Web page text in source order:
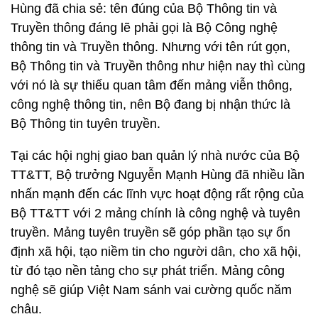
Hùng đã chia sẻ: tên đúng của Bộ Thông tin và
Truyền thông đáng lẽ phải gọi là Bộ Công nghệ
thông tin và Truyền thông. Nhưng với tên rút gọn,
Bộ Thông tin và Truyền thông như hiện nay thì cùng
với nó là sự thiếu quan tâm đến mảng viễn thông,
công nghệ thông tin, nên Bộ đang bị nhận thức là
Bộ Thông tin tuyên truyền.
Tại các hội nghị giao ban quản lý nhà nước của Bộ
TT&TT, Bộ trưởng Nguyễn Mạnh Hùng đã nhiều lần
nhấn mạnh đến các lĩnh vực hoạt động rất rộng của
Bộ TT&TT với 2 mảng chính là công nghệ và tuyên
truyền. Mảng tuyên truyền sẽ góp phần tạo sự ổn
định xã hội, tạo niềm tin cho người dân, cho xã hội,
từ đó tạo nền tảng cho sự phát triển. Mảng công
nghệ sẽ giúp Việt Nam sánh vai cường quốc năm
châu.